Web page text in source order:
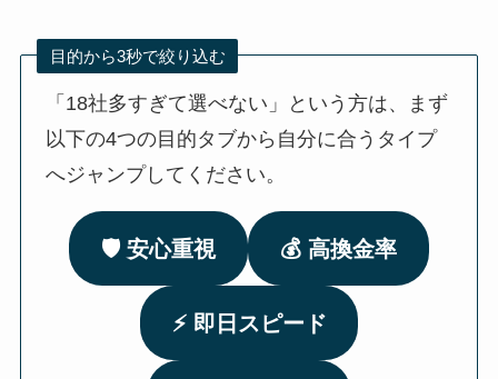
目的から3秒で絞り込む
「18社多すぎて選べない」という方は、まず
以下の4つの目的タブから自分に合うタイプ
へジャンプしてください。
🛡️ 安心重視 💰 高換金率
⚡ 即日スピード